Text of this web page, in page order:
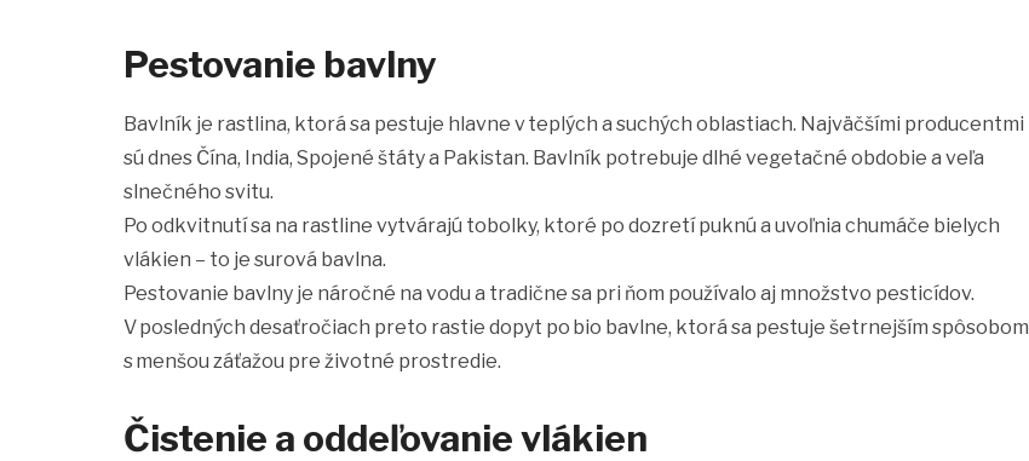
Pestovanie bavlny
Bavlník je rastlina, ktorá sa pestuje hlavne v teplých a suchých oblastiach. Najväčšími producentmi
sú dnes Čína, India, Spojené štáty a Pakistan. Bavlník potrebuje dlhé vegetačné obdobie a veľa
slnečného svitu.
Po odkvitnutí sa na rastline vytvárajú tobolky, ktoré po dozretí puknú a uvoľnia chumáče bielych
vlákien – to je surová bavlna.
Pestovanie bavlny je náročné na vodu a tradične sa pri ňom používalo aj množstvo pesticídov.
V posledných desaťročiach preto rastie dopyt po bio bavlne, ktorá sa pestuje šetrnejším spôsobom
s menšou záťažou pre životné prostredie.
Čistenie a oddeľovanie vlákien